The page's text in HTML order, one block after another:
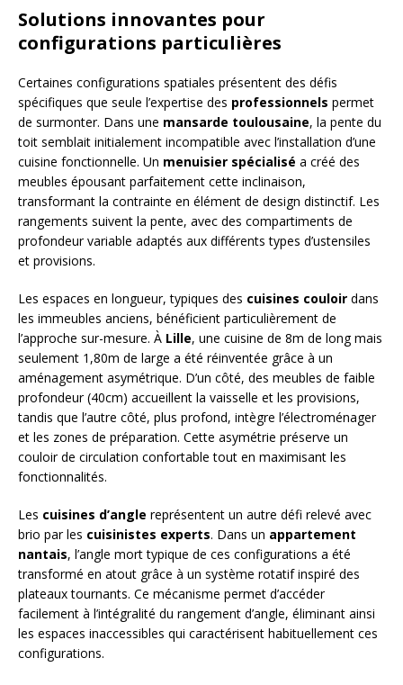
Solutions innovantes pour
configurations particulières
Certaines configurations spatiales présentent des défis
spécifiques que seule l’expertise des professionnels permet
de surmonter. Dans une mansarde toulousaine, la pente du
toit semblait initialement incompatible avec l’installation d’une
cuisine fonctionnelle. Un menuisier spécialisé a créé des
meubles épousant parfaitement cette inclinaison,
transformant la contrainte en élément de design distinctif. Les
rangements suivent la pente, avec des compartiments de
profondeur variable adaptés aux différents types d’ustensiles
et provisions.
Les espaces en longueur, typiques des cuisines couloir dans
les immeubles anciens, bénéficient particulièrement de
l’approche sur-mesure. À Lille, une cuisine de 8m de long mais
seulement 1,80m de large a été réinventée grâce à un
aménagement asymétrique. D’un côté, des meubles de faible
profondeur (40cm) accueillent la vaisselle et les provisions,
tandis que l’autre côté, plus profond, intègre l’électroménager
et les zones de préparation. Cette asymétrie préserve un
couloir de circulation confortable tout en maximisant les
fonctionnalités.
Les cuisines d’angle représentent un autre défi relevé avec
brio par les cuisinistes experts. Dans un appartement
nantais, l’angle mort typique de ces configurations a été
transformé en atout grâce à un système rotatif inspiré des
plateaux tournants. Ce mécanisme permet d’accéder
facilement à l’intégralité du rangement d’angle, éliminant ainsi
les espaces inaccessibles qui caractérisent habituellement ces
configurations.